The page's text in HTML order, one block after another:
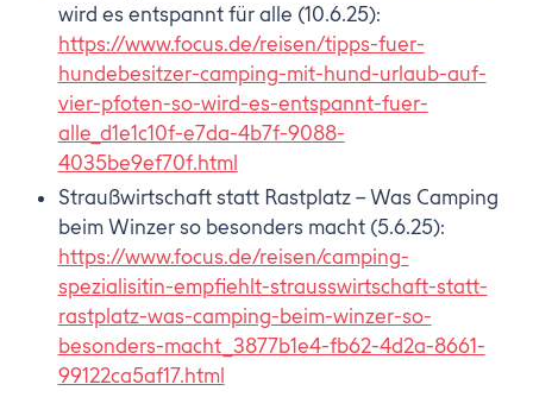
wird es entspannt für alle (10.6.25):
https://www.focus.de/reisen/tipps-fuer-
hundebesitzer-camping-mit-hund-urlaub-auf-
vier-pfoten-so-wird-es-entspannt-fuer-
alle_d1e1c10f-e7da-4b7f-9088-
4035be9ef70f.html
Straußwirtschaft statt Rastplatz – Was Camping
beim Winzer so besonders macht (5.6.25):
https://www.focus.de/reisen/camping-
spezialisitin-empfiehlt-strausswirtschaft-statt-
rastplatz-was-camping-beim-winzer-so-
besonders-macht_3877b1e4-fb62-4d2a-8661-
99122ca5af17.html